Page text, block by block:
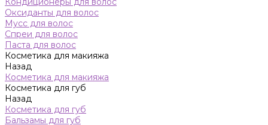
Оксиданты для волос
Мусс для волос
Спреи для волос
Паста для волос
Косметика для макияжа
Назад
Косметика для макияжа
Косметика для губ
Назад
Косметика для губ
Бальзамы для губ